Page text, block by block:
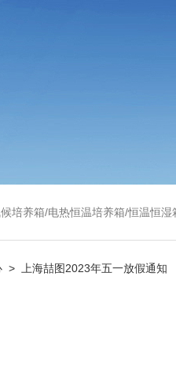
恒温培养箱/恒温恒湿箱/光照培养箱/二氧化碳培养箱
> 上海喆图2023年五一放假通知